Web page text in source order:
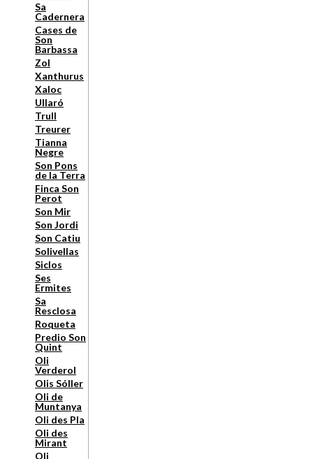
Sa
Cadernera
Cases de
Son
Barbassa
Zol
Xanthurus
Xaloc
Ullaró
Trull
Treurer
Tianna
Negre
Son Pons
de la Terra
Finca Son
Perot
Son Mir
Son Jordi
Son Catiu
Solivellas
Siclos
Ses
Ermites
Sa
Resclosa
Roqueta
Predio Son
Quint
Oli
Verderol
Olis Sóller
Oli de
Muntanya
Oli des Pla
Oli des
Mirant
Oli